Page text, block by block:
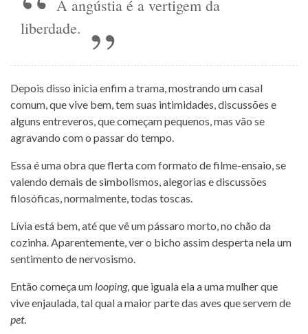
A angústia é a vertigem da
liberdade.
Depois disso inicia enfim a trama, mostrando um casal
comum, que vive bem, tem suas intimidades, discussões e
alguns entreveros, que começam pequenos, mas vão se
agravando com o passar do tempo.
Essa é uma obra que flerta com formato de filme-ensaio, se
valendo demais de simbolismos, alegorias e discussões
filosóficas, normalmente, todas toscas.
Lívia está bem, até que vê um pássaro morto, no chão da
cozinha. Aparentemente, ver o bicho assim desperta nela um
sentimento de nervosismo.
Então começa um looping, que iguala ela a uma mulher que
vive enjaulada, tal qual a maior parte das aves que servem de
pet.